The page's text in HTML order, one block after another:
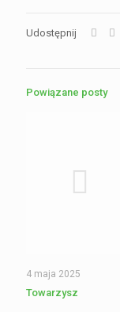
Udostępnij
Powiązane posty
4 maja 2025
Towarzysz